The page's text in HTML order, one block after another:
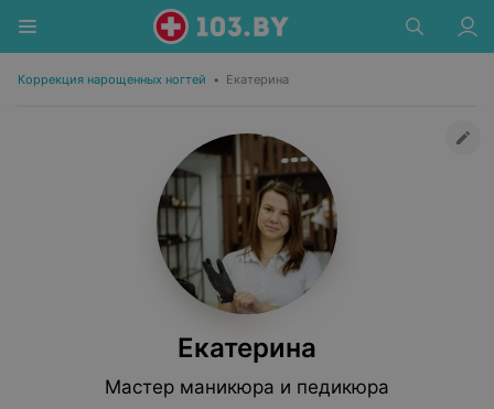
Коррекция нарощенных ногтей • Екатерина
Екатерина
Мастер маникюра и педикюра